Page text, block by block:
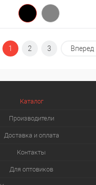
1 2 3 Вперед
Каталог
Производители
Доставка и оплата
Контакты
Для оптовиков